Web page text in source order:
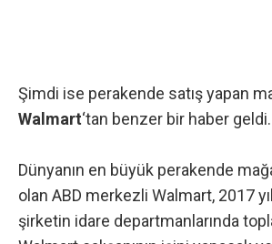
Şimdi ise perakende satış yapan
Walmart‘tan benzer bir haber geldi.
Dünyanın en büyük perakende
olan ABD merkezli Walmart, 2017
şirketin idare departmanlarında